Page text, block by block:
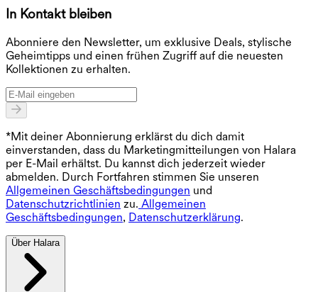
In Kontakt bleiben
Abonniere den Newsletter, um exklusive Deals, stylische
Geheimtipps und einen frühen Zugriff auf die neuesten
Kollektionen zu erhalten.
*Mit deiner Abonnierung erklärst du dich damit
einverstanden, dass du Marketingmitteilungen von Halara
per E-Mail erhältst. Du kannst dich jederzeit wieder
abmelden. Durch Fortfahren stimmen Sie unseren
Allgemeinen Geschäftsbedingungen und
Datenschutzrichtlinien zu. Allgemeinen
Geschäftsbedingungen, Datenschutzerklärung.
Über Halara